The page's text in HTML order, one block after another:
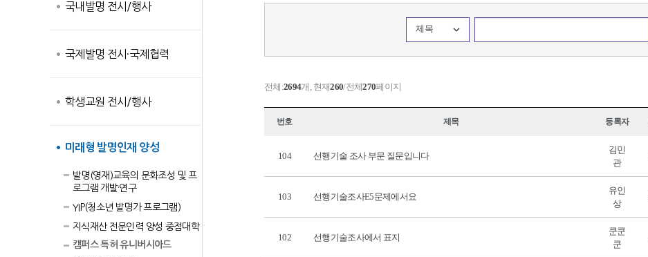
국내발명 전시/행사
국제발명 전시·국제협력
학생교원 전시/행사
미래형 발명인재 양성
발명(영재)교육의 문화조성 및 프
로그램 개발·연구
YIP(청소년 발명가 프로그램)
지식재산 전문인력 양성 중점대학
캠퍼스 특허 유니버시아드
제목
전체:2694개, 현재260/전체270페이지
번호 제목 등록자
104 선행기술 조사 부문 질문입니다
김민
관
103 선행기술조사E5문제에서요
유인
상
102 선행기술조사에서 표지
쿤쿤
쿤